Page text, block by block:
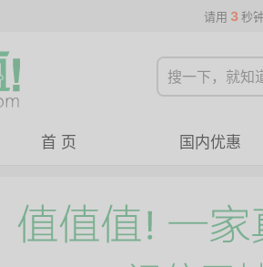
请用 3 秒
首 页 国内优惠